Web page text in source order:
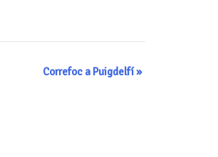
Correfoc a Puigdelfí»